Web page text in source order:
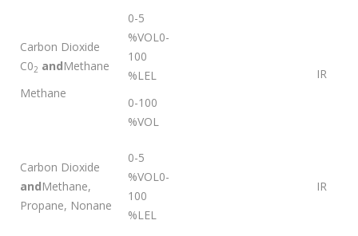
Carbon Dioxide
C02 andMethane
Methane
0-5
%VOL0-
100
%LEL
0-100
%VOL
IR
Carbon Dioxide
andMethane,
Propane, Nonane
0-5
%VOL0-
100
%LEL
IR